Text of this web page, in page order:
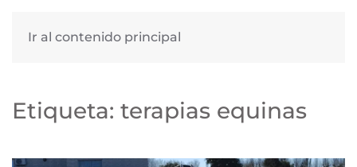
Ir al contenido principal
Etiqueta: terapias equinas